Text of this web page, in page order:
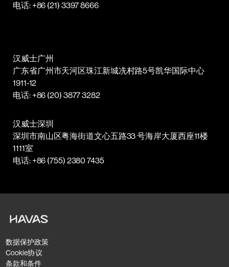
电话: +86 (21) 3397 8666
汉威士广州
广东省广州市天河区珠江新城冼村路5号凯华国际中心
1911-12
电话: +86 (20) 3877 3282
汉威士深圳
深圳市南山区粤海街道文心五路33 号海岸大厦西座11楼
1111室
电话: +86 (755) 2380 7435
数据保护政策
Cookie协议
条款和条件